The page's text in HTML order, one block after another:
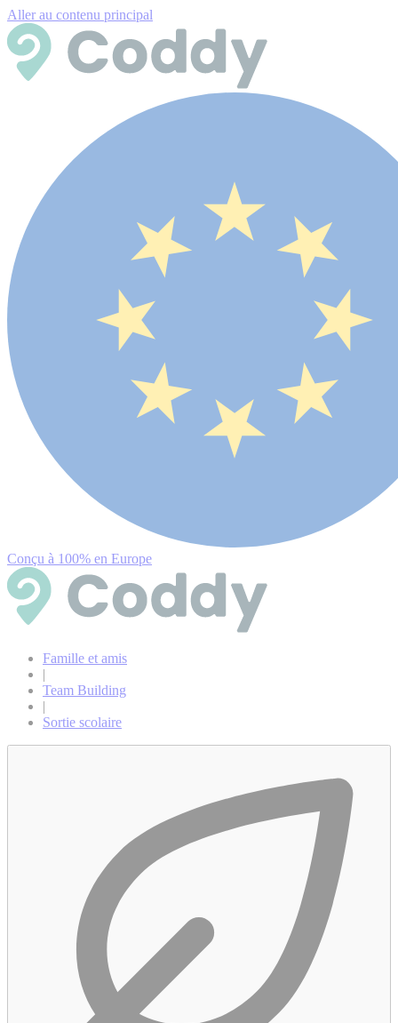
Aller au contenu principal
Conçu à 100% en Europe
Famille et amis
|
Team Building
|
Sortie scolaire